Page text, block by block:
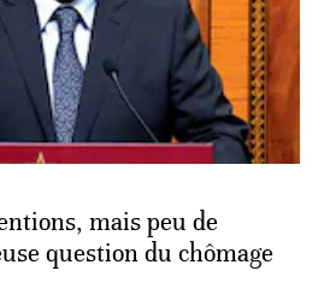
mais peu de
question du chômage